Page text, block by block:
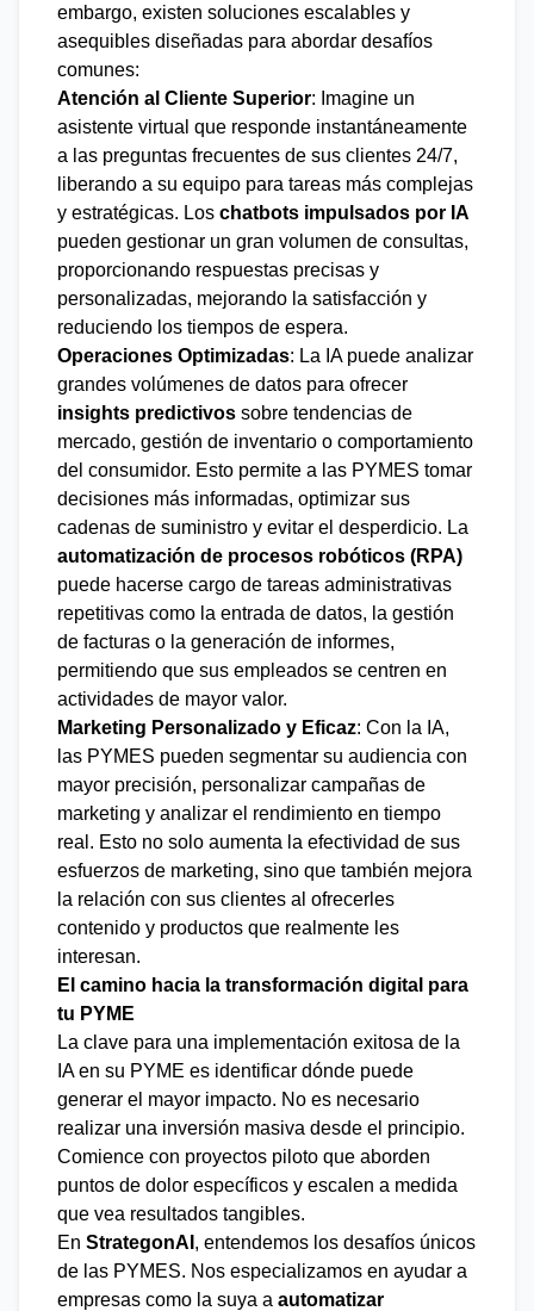
embargo, existen soluciones escalables y
asequibles diseñadas para abordar desafíos
comunes:
Atención al Cliente Superior: Imagine un
asistente virtual que responde instantáneamente
a las preguntas frecuentes de sus clientes 24/7,
liberando a su equipo para tareas más complejas
y estratégicas. Los chatbots impulsados por IA
pueden gestionar un gran volumen de consultas,
proporcionando respuestas precisas y
personalizadas, mejorando la satisfacción y
reduciendo los tiempos de espera.
Operaciones Optimizadas: La IA puede analizar
grandes volúmenes de datos para ofrecer
insights predictivos sobre tendencias de
mercado, gestión de inventario o comportamiento
del consumidor. Esto permite a las PYMES tomar
decisiones más informadas, optimizar sus
cadenas de suministro y evitar el desperdicio. La
automatización de procesos robóticos (RPA)
puede hacerse cargo de tareas administrativas
repetitivas como la entrada de datos, la gestión
de facturas o la generación de informes,
permitiendo que sus empleados se centren en
actividades de mayor valor.
Marketing Personalizado y Eficaz: Con la IA,
las PYMES pueden segmentar su audiencia con
mayor precisión, personalizar campañas de
marketing y analizar el rendimiento en tiempo
real. Esto no solo aumenta la efectividad de sus
esfuerzos de marketing, sino que también mejora
la relación con sus clientes al ofrecerles
contenido y productos que realmente les
interesan.
El camino hacia la transformación digital para
tu PYME
La clave para una implementación exitosa de la
IA en su PYME es identificar dónde puede
generar el mayor impacto. No es necesario
realizar una inversión masiva desde el principio.
Comience con proyectos piloto que aborden
puntos de dolor específicos y escalen a medida
que vea resultados tangibles.
En StrategonAI , entendemos los desafíos únicos
de las PYMES. Nos especializamos en ayudar a
empresas como la suya a automatizar